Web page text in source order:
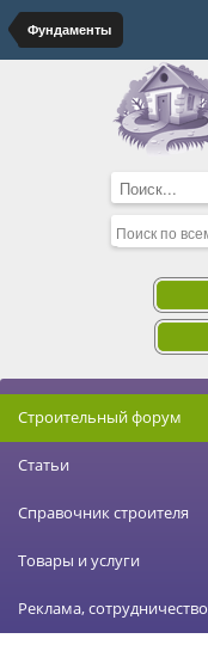
Фундаменты
Строительный форум
Статьи
Справочник строителя
Товары и услуги
Реклама, сотрудничество